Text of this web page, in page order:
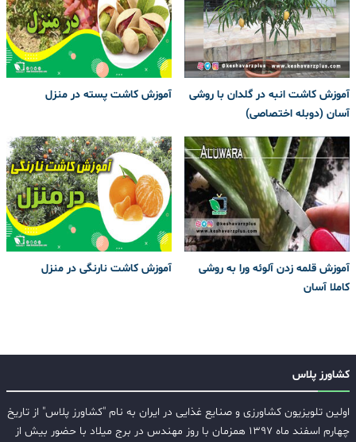
آموزش کاشت انبه در گلدان با روشی
آسان (دوبله اختصاصی)
آموزش کاشت پسته در منزل
آموزش قلمه زدن آلوئه ورا به روشی
کاملا آسان
آموزش کاشت نارنگی در منزل
کشاورز پلاس
اولین تلویزیون کشاورزی و صنایع غذایی در ایران به نام "کشاورز پلاس" از تاریخ
چهارم اسفند ماه ۱۳۹۷ همزمان با روز مهندس در برج میلاد با حضور بیش از